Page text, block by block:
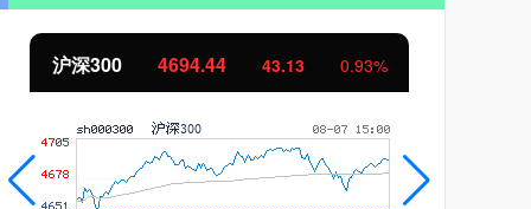
4694.44 43.13 0.93% 北证50